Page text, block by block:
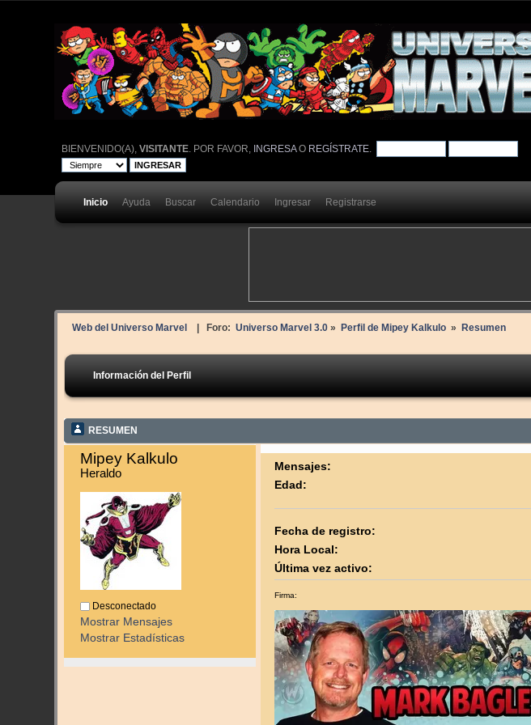
BIENVENIDO(A), VISITANTE. POR FAVOR, INGRESAO REGÍSTRATE.
Inicio Ayuda Buscar Calendario Ingresar Registrarse
Web del Universo Marvel | Foro: Universo Marvel 3.0» Perfil de Mipey Kalkulo » Resumen
Información del Perfil
RESUMEN
Mipey Kalkulo
Heraldo
Desconectado
Mostrar Mensajes
Mostrar Estadísticas
Mensajes:
Edad:
Fecha de registro:
Hora Local:
Última vez activo:
Firma: